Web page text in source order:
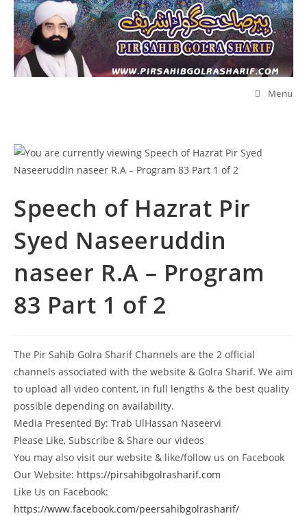
Skip
content
Menu
Speech of Hazrat Pir
Syed Naseeruddin
naseer R.A – Program
83 Part 1 of 2
The Pir Sahib Golra Sharif Channels are the 2 official
channels associated with the website & Golra Sharif. We aim
to upload all video content, in full lengths & the best quality
possible depending on availability.
Media Presented By: Trab UlHassan Naseervi
Please Like, Subscribe & Share our videos
You may also visit our website & like/follow us on Facebook
Our Website: https://pirsahibgolrasharif.com
Like Us on Facebook:
https://www.facebook.com/peersahibgolrasharif/